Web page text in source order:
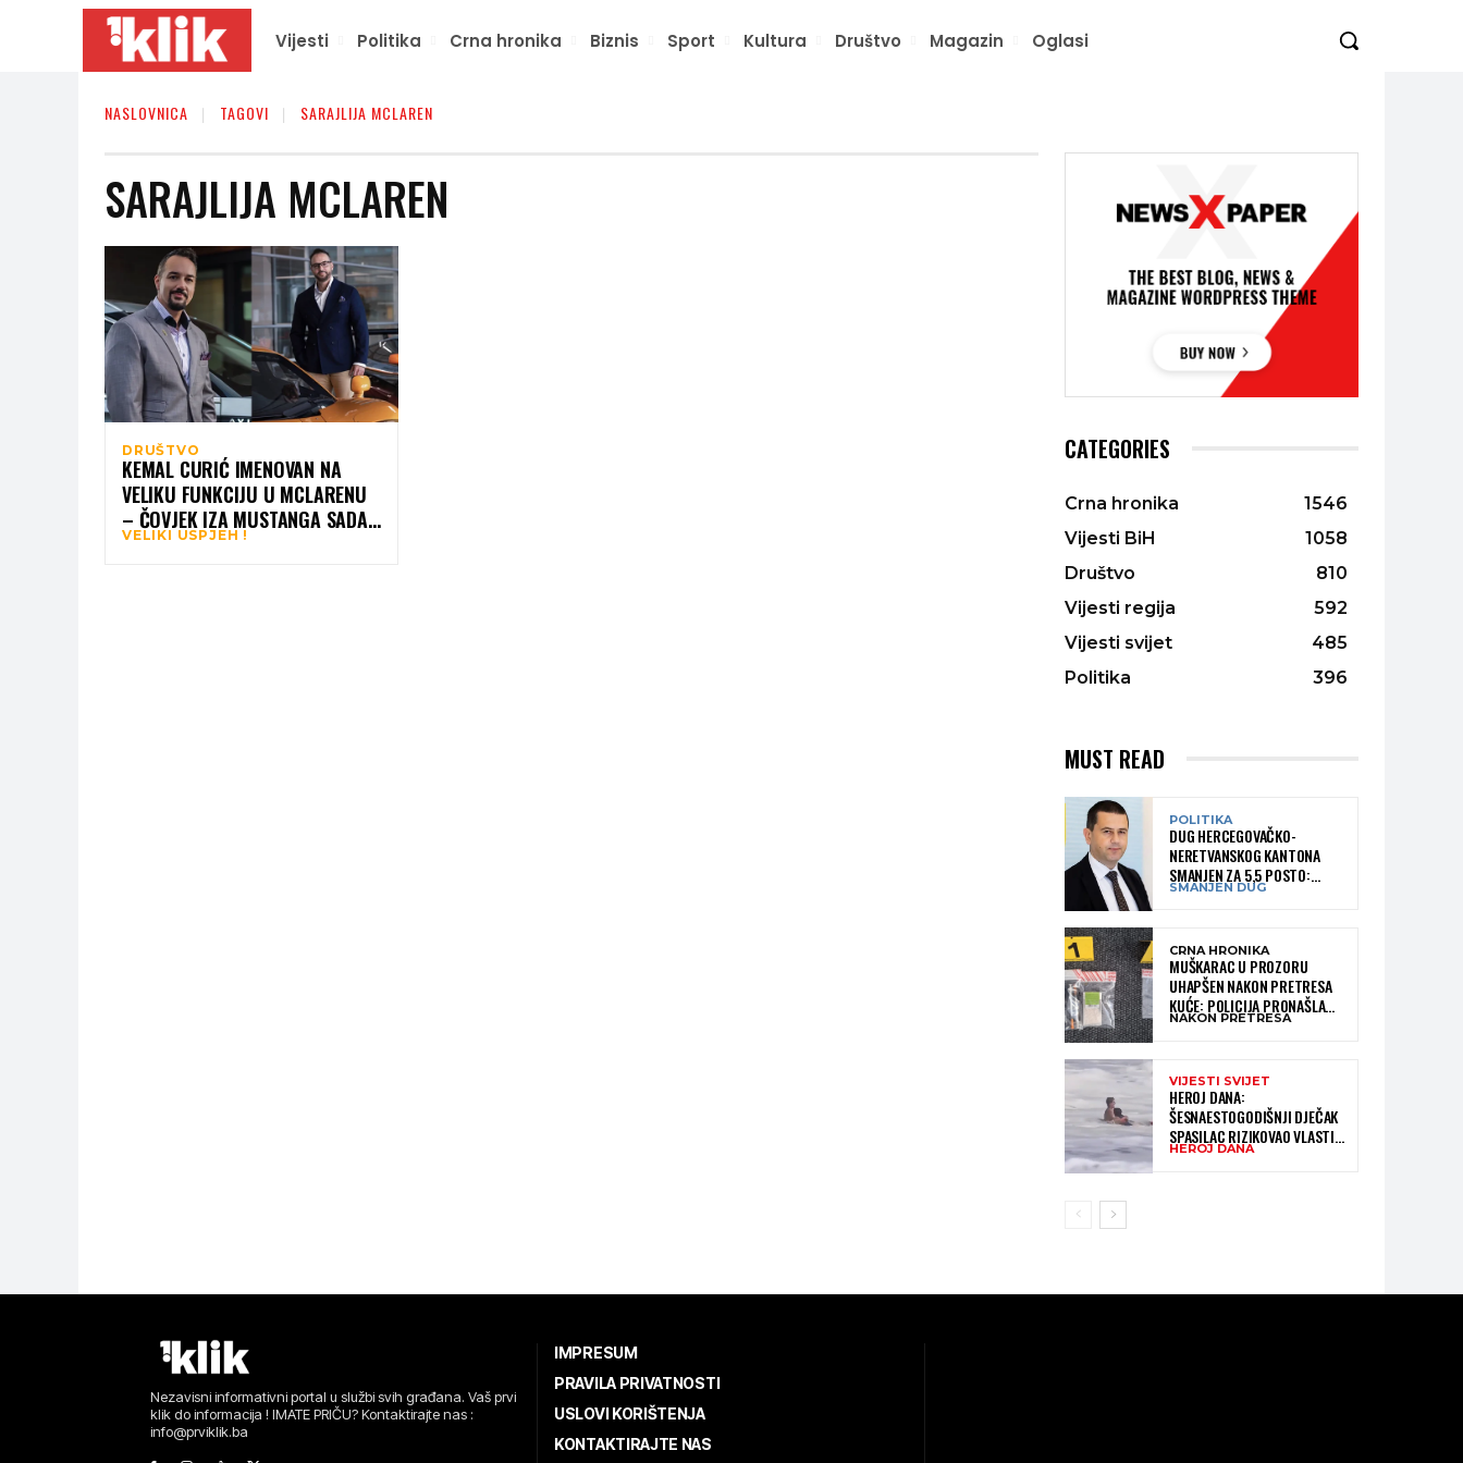
Vijesti Politika Crna hronika Biznis Sport Kultura Društvo Magazin Oglasi
NASLOVNICA TAGOVI SARAJLIJA MCLAREN
SARAJLIJA MCLAREN
DRUŠTVO
KEMAL CURIĆ IMENOVAN NA
VELIKU FUNKCIJU U MCLARENU
– ČOVJEK IZA MUSTANGA SADA
VODI DIZAJN LEGENDARNOG
VELIKI USPJEH !
CATEGORIES
Crna hronika
1546
Vijesti BiH
1058
Društvo
810
Vijesti regija
592
Vijesti svijet
485
Politika
396
MUST READ
POLITIKA
DUG HERCEGOVAČKO-
NERETVANSKOG KANTONA
SMANJEN ZA 5,5 POSTO:
OBJAVLJENI NAJNOVIJI PODACI
SMANJEN DUG
CRNA HRONIKA
MUŠKARAC U PROZORU
UHAPŠEN NAKON PRETRESA
KUĆE: POLICIJA PRONAŠLA
MATERIJU KOJA ASOCIRA NA
NAKON PRETRESA
VIJESTI SVIJET
HEROJ DANA:
ŠESNAESTOGODIŠNJI DJEČAK
SPASILAC RIZIKOVAO VLASTITI
ŽIVOT I IZ OGROMNIH VALOVA
HEROJ DANA
Nezavisni informativni portal u službi svih građana. Vaš prvi
klik do informacija ! IMATE PRIČU? Kontaktirajte nas :
info@prviklik.ba
IMPRESUM
PRAVILA PRIVATNOSTI
USLOVI KORIŠTENJA
KONTAKTIRAJTE NAS